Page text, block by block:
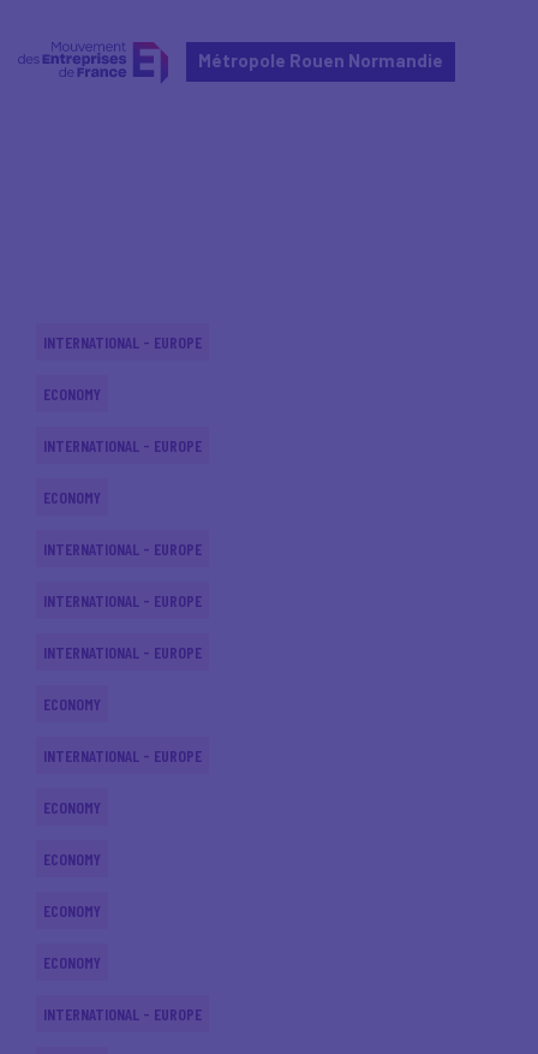
Métropole Rouen Normandie
INTERNATIONAL - EUROPE
ECONOMY
INTERNATIONAL - EUROPE
ECONOMY
INTERNATIONAL - EUROPE
INTERNATIONAL - EUROPE
INTERNATIONAL - EUROPE
ECONOMY
INTERNATIONAL - EUROPE
ECONOMY
ECONOMY
ECONOMY
ECONOMY
INTERNATIONAL - EUROPE